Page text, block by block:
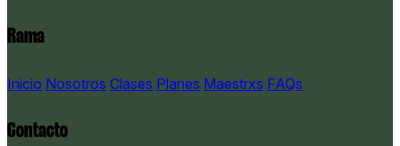
Rama
Inicio Nosotros Clases Planes Maestrxs FAQs
Contacto